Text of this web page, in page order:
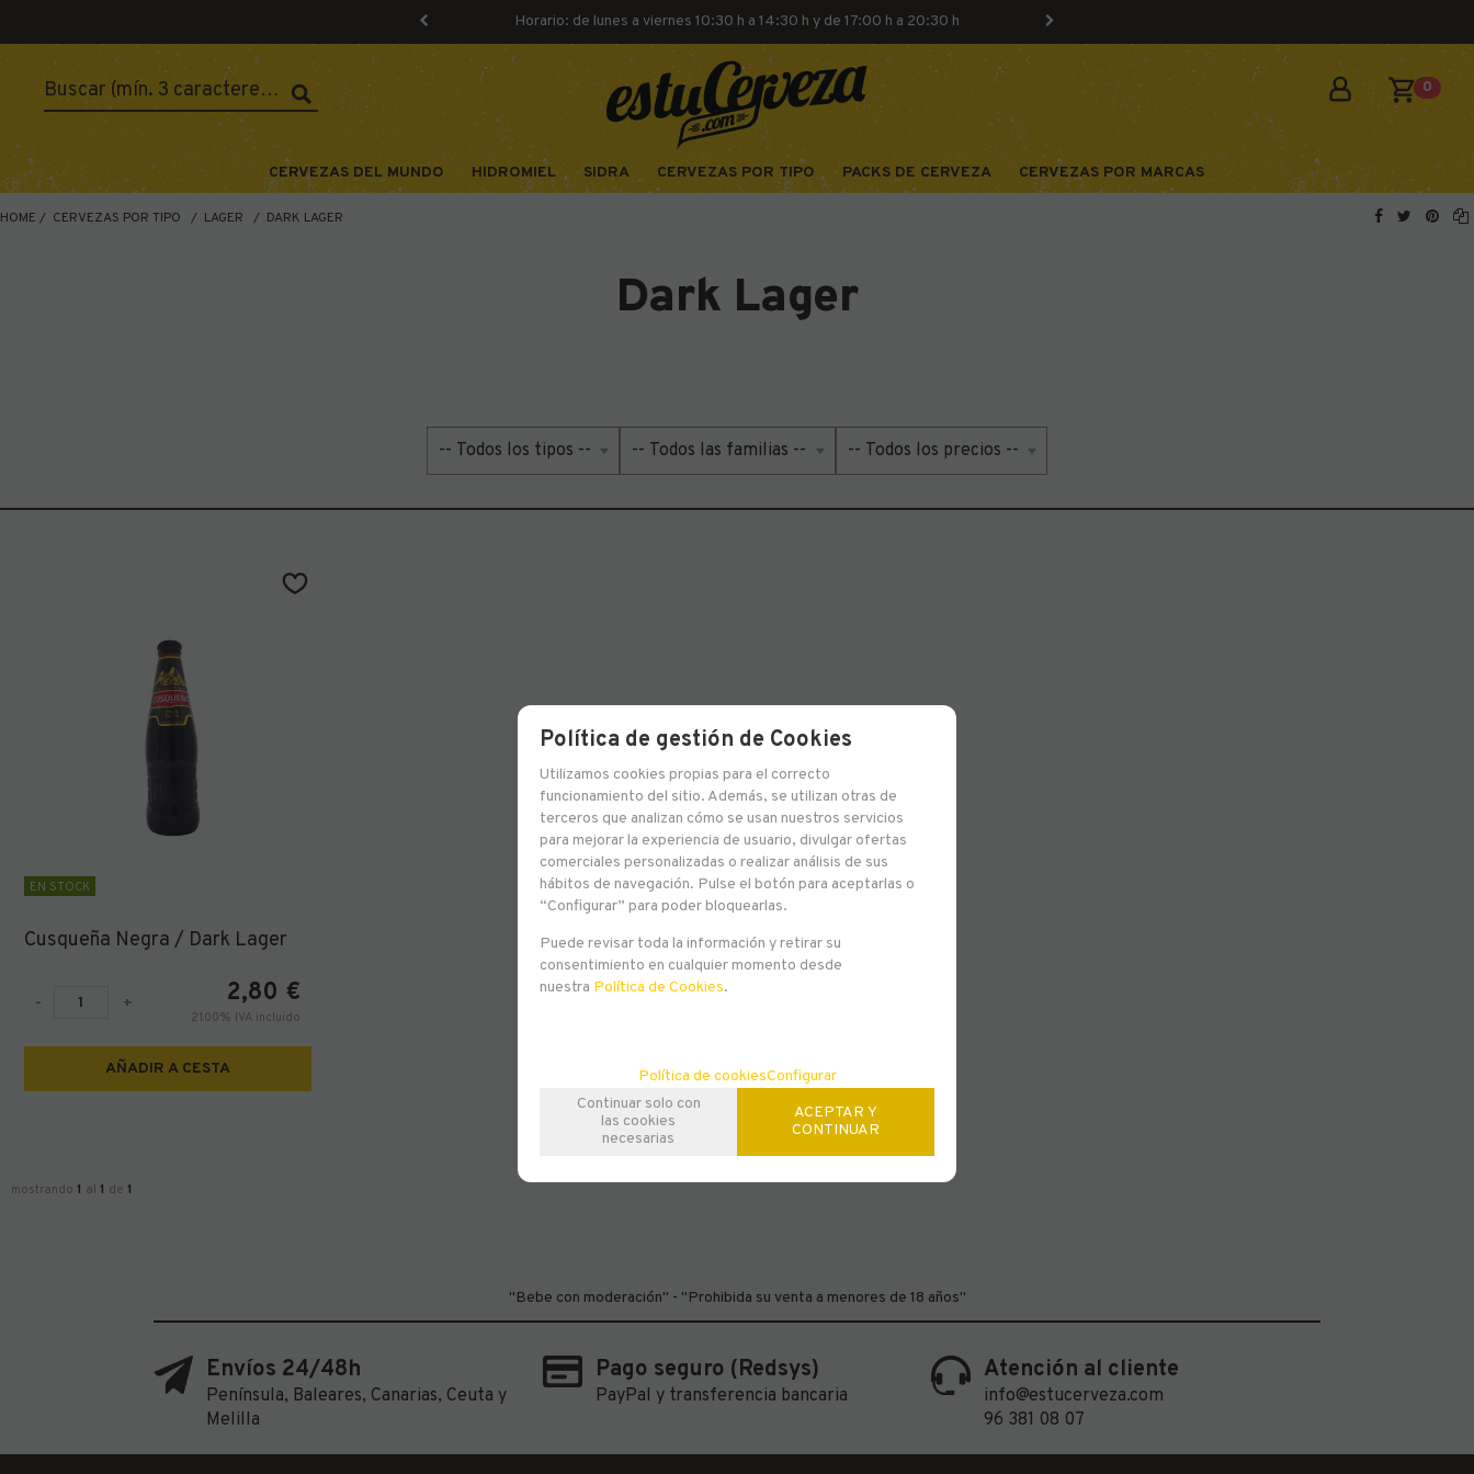
Horario: de lunes a viernes 10:30 h a 14:30 h y de 17:00 h a 20:30 h
0
CERVEZAS DEL MUNDO HIDROMIEL SIDRA CERVEZAS POR TIPO PACKS DE CERVEZA CERVEZAS POR MARCAS
HOME CERVEZAS POR TIPO LAGER DARK LAGER
Dark Lager
EN STOCK
Cusqueña Negra / Dark Lager
2,80 €
21.00% IVA incluido
- +
AÑADIR A CESTA
mostrando 1 al 1 de 1
"Bebe con moderación" - "Prohibida su venta a menores de 18 años"
Envíos 24/48h
Península, Baleares, Canarias, Ceuta y
Melilla
Pago seguro (Redsys)
PayPal y transferencia bancaria
Atención al cliente
info@estucerveza.com
96 381 08 07
Política de gestión de Cookies
Utilizamos cookies propias para el correcto
funcionamiento del sitio. Además, se utilizan otras de
terceros que analizan cómo se usan nuestros servicios
para mejorar la experiencia de usuario, divulgar ofertas
comerciales personalizadas o realizar análisis de sus
hábitos de navegación. Pulse el botón para aceptarlas o
“Configurar” para poder bloquearlas.
Puede revisar toda la información y retirar su
consentimiento en cualquier momento desde
nuestra Política de Cookies.
Política de cookiesConfigurar
Continuar solo con
las cookies
necesarias
ACEPTAR Y
CONTINUAR